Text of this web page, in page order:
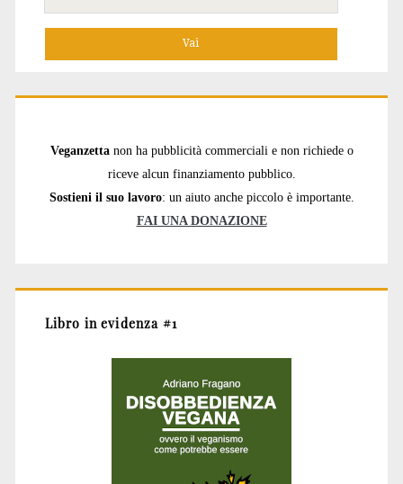
per:
Veganzetta non ha pubblicità commerciali e non richiede o
riceve alcun finanziamento pubblico.
Sostieni il suo lavoro: un aiuto anche piccolo è importante.
FAI UNA DONAZIONE
Libro in evidenza #1